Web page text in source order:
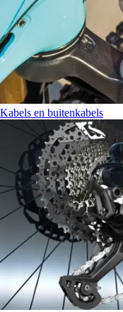
Kabels en buitenkabels